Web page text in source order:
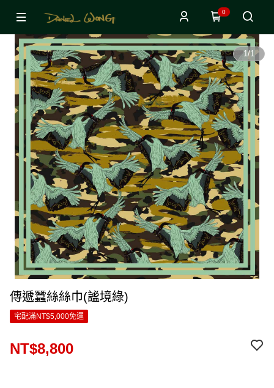
0
1/1
傳遞蠶絲絲巾(謐境綠)
宅配滿NT$5,000免運
NT$8,800